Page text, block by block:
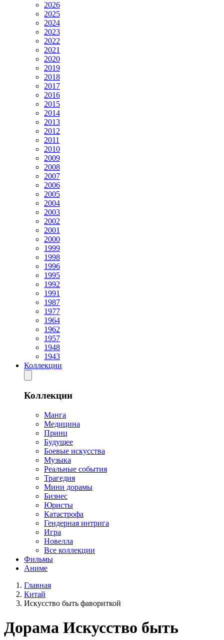
2026
2025
2024
2023
2022
2021
2020
2019
2018
2017
2016
2015
2014
2013
2012
2011
2010
2009
2008
2007
2006
2005
2004
2003
2002
2001
2000
1999
1998
1996
1995
1992
1991
1987
1977
1964
1962
1957
1948
1943
Коллекции
Коллекции
Манга
Медицина
Принц
Будущее
Боевые искусства
Музыка
Реальные события
Трагедия
Мини дорамы
Бизнес
Юристы
Катастрофа
Гендерная интрига
Игра
Новелла
Все коллекции
Фильмы
Аниме
Главная
Китай
Искусство быть фавориткой
Дорама Искусство быть